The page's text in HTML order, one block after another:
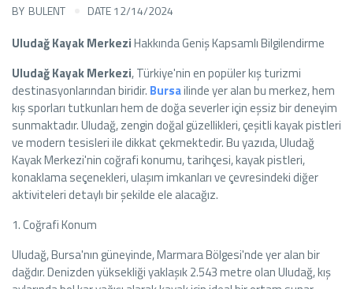
BY BULENT DATE 12/14/2024
Uludağ Kayak MerkeziHakkında Geniş Kapsamlı Bilgilendirme
Uludağ Kayak Merkezi, Türkiye'nin en popüler kış turizmi
destinasyonlarından biridir. Bursailinde yer alan bu merkez, hem
kış sporları tutkunları hem de doğa severler için eşsiz bir deneyim
sunmaktadır. Uludağ, zengin doğal güzellikleri, çeşitli kayak pistleri
ve modern tesisleri ile dikkat çekmektedir. Bu yazıda, Uludağ
Kayak Merkezi'nin coğrafi konumu, tarihçesi, kayak pistleri,
konaklama seçenekleri, ulaşım imkanları ve çevresindeki diğer
aktiviteleri detaylı bir şekilde ele alacağız.
1. Coğrafi Konum
Uludağ, Bursa'nın güneyinde, Marmara Bölgesi'nde yer alan bir
dağdır. Denizden yüksekliği yaklaşık 2.543 metre olan Uludağ, kış